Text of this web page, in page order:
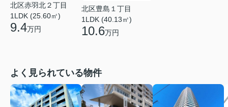
北区赤羽北２丁目
1LDK (25.60㎡)
9.4万円
北区豊島１丁目
1LDK (40.13㎡)
10.6万円
よく見られている物件